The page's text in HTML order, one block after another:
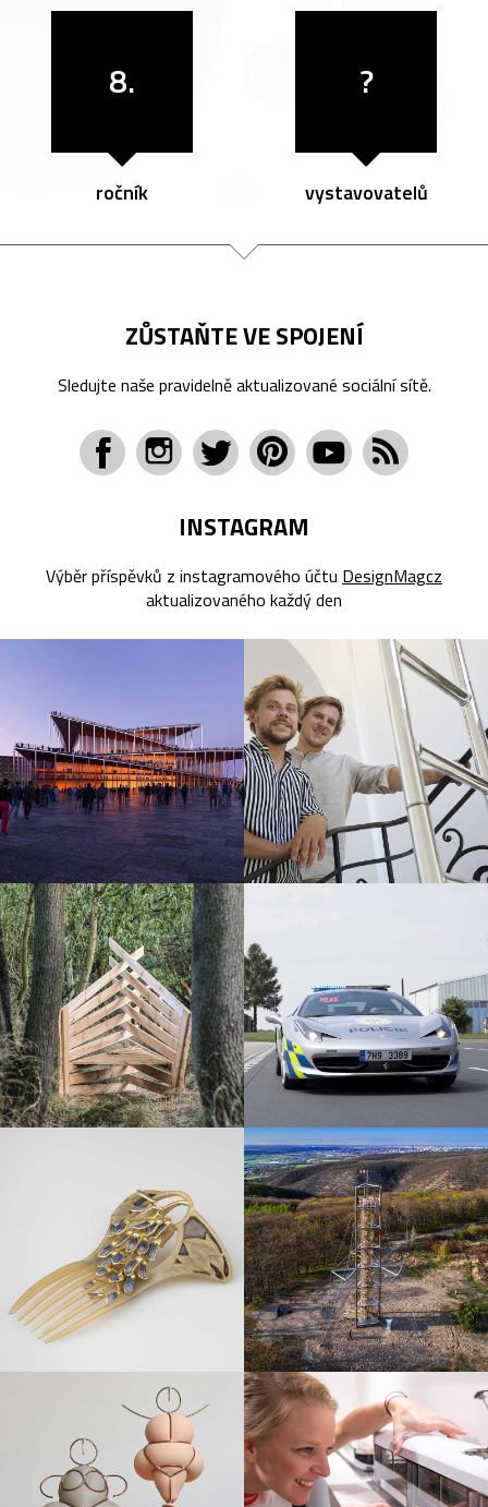
8.
ročník
?
vystavovatelů
ZŮSTAŇTE VE SPOJENÍ
Sledujte naše pravidelně aktualizované sociální sítě.
INSTAGRAM
Výběr příspěvků z instagramového účtu DesignMagcz
aktualizovaného každý den